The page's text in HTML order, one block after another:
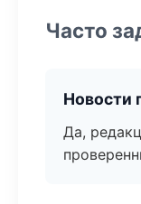
Часто
Новости
Да,